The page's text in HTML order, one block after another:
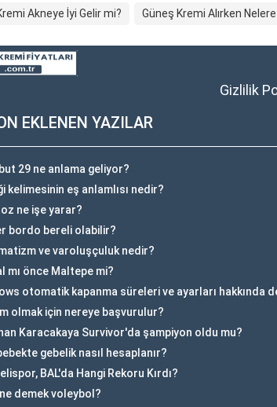
Akneye İyi Gelir mi? Güneş Kremi Alırken
Gizlilik
EKLENEN YAZILAR
29 ne anlama geliyor?
kelimesinin eş anlamlısı nedir?
ne işe yarar?
bordo bereli olabilir?
ve varoluşçuluk nedir?
mı önce Maltepe mi?
otomatik kapanma süreleri ve ayarları hakkında
olmak için nereye başvurulur?
Karacakaya Survivor'da şampiyon oldu mu?
gebelik nasıl hesaplanır?
BAL'da Hangi Rekoru Kırdı?
demek voleybol?